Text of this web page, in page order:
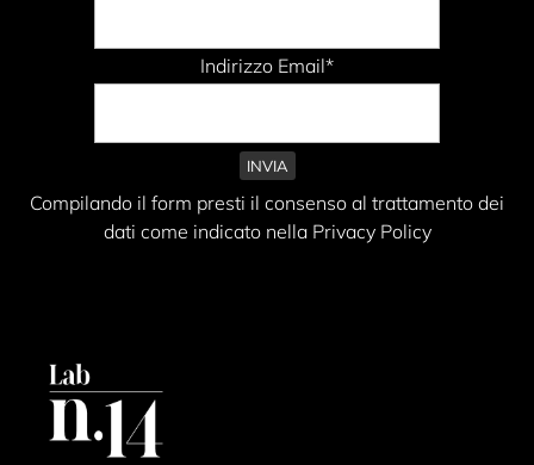
Indirizzo Email*
Compilando il form presti il consenso al trattamento dei
dati come indicato nella Privacy Policy